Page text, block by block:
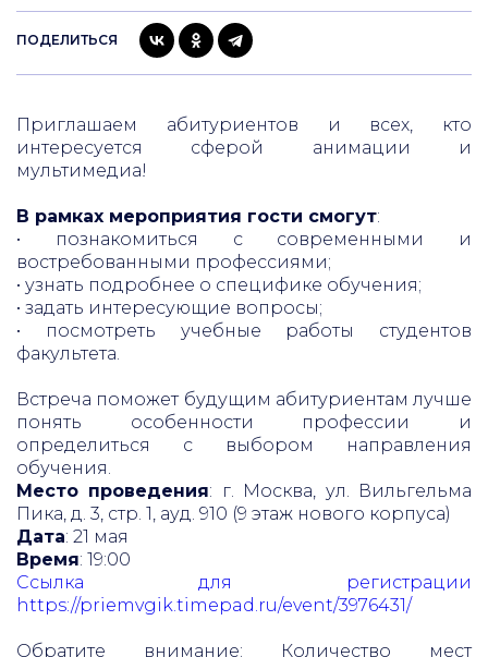
ПОДЕЛИТЬСЯ
Приглашаем абитуриентов и всех, кто
интересуется сферой анимации и
мультимедиа!
В рамках мероприятия гости смогут:
• познакомиться с современными и
востребованными профессиями;
• узнать подробнее о специфике обучения;
• задать интересующие вопросы;
• посмотреть учебные работы студентов
факультета.
Встреча поможет будущим абитуриентам лучше
понять особенности профессии и
определиться с выбором направления
обучения.
Место проведения: г. Москва, ул. Вильгельма
Пика, д. 3, стр. 1, ауд. 910 (9 этаж нового корпуса)
Дата: 21 мая
Время: 19:00
Ссылка для регистрации
https://priemvgik.timepad.ru/event/3976431/
Обратите внимание: Количество мест